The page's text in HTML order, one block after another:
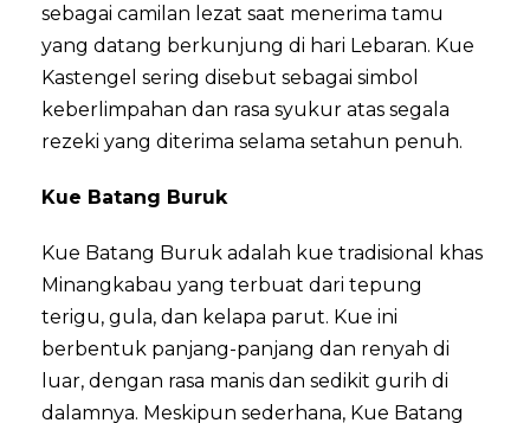
sebagai camilan lezat saat menerima tamu
yang datang berkunjung di hari Lebaran. Kue
Kastengel sering disebut sebagai simbol
keberlimpahan dan rasa syukur atas segala
rezeki yang diterima selama setahun penuh.
Kue Batang Buruk
Kue Batang Buruk adalah kue tradisional khas
Minangkabau yang terbuat dari tepung
terigu, gula, dan kelapa parut. Kue ini
berbentuk panjang-panjang dan renyah di
luar, dengan rasa manis dan sedikit gurih di
dalamnya. Meskipun sederhana, Kue Batang